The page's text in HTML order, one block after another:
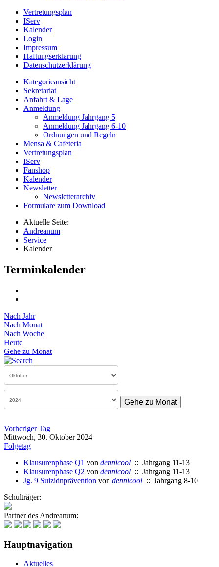
Vertretungsplan
IServ
Kalender
Login
Impressum
Haftungserklärung
Datenschutzerklärung
Kategorieansicht
Sekretariat
Anfahrt & Lage
Anmeldung
Anmeldung Jahrgang 5
Anmeldung Jahrgang 6-10
Ordnungen und Regeln
Mensa & Cafeteria
Vertretungsplan
IServ
Fanshop
Kalender
Newsletter
Newsletterarchiv
Formulare zum Download
Aktuelle Seite:
Andreanum
Service
Kalender
Terminkalender
Nach Jahr
Nach Monat
Nach Woche
Heute
Gehe zu Monat
Gehe zu Monat
Vorheriger Tag
Mittwoch, 30. Oktober 2024
Folgetag
Klausurenphase Q1 von dennicool :: Jahrgang 11-13
Klausurenphase Q2 von dennicool :: Jahrgang 11-13
Jg. 9 Suizidnprävention von dennicool :: Jahrgang 8-10
Schulträger:
Partner des Andreanum:
Hauptnavigation
Aktuelles